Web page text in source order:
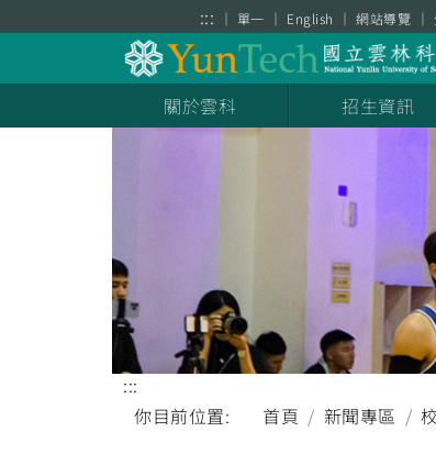
::: 單一 English 網站導覽
關於雲科 招生資訊
:::
你目前位置:
首頁 新聞專區